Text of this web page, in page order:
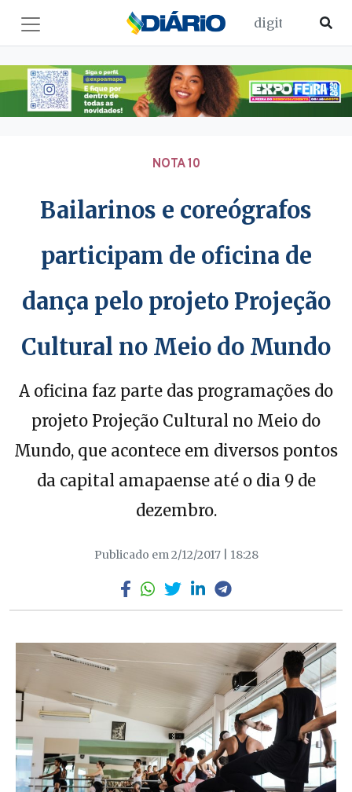
NOTA 10
Bailarinos e coreógrafos
participam de oficina de
dança pelo projeto Projeção
Cultural no Meio do Mundo
A oficina faz parte das programações do
projeto Projeção Cultural no Meio do
Mundo, que acontece em diversos pontos
da capital amapaense até o dia 9 de
dezembro.
Publicado em 2/12/2017 | 18:28